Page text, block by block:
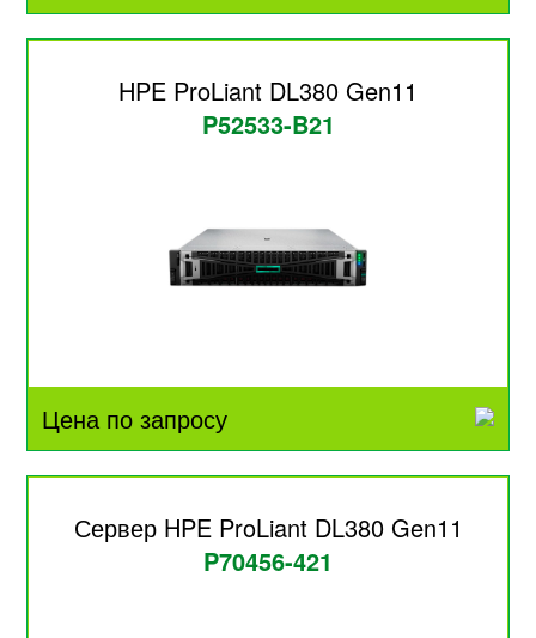
HPE ProLiant DL380 Gen11
P52533-B21
Цена по запросу
Сервер HPE ProLiant DL380 Gen11
P70456-421